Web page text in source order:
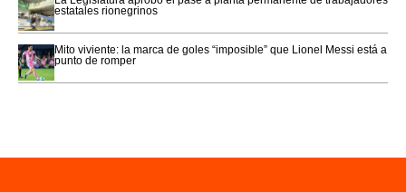
estatales rionegrinos
Mito viviente: la marca de goles “imposible” que Lionel Messi está a
punto de romper